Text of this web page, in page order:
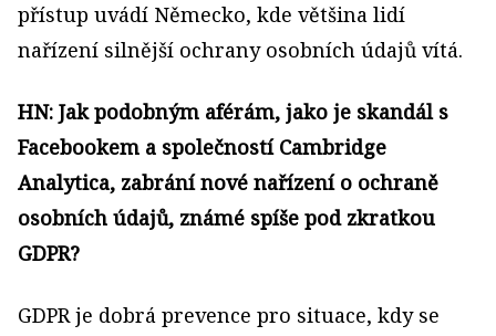
přístup uvádí Německo, kde většina lidí
nařízení silnější ochrany osobních údajů vítá.
HN: Jak podobným aférám, jako je skandál s
Facebookem a společností Cambridge
Analytica, zabrání nové nařízení o ochraně
osobních údajů, známé spíše pod zkratkou
GDPR?
GDPR je dobrá prevence pro situace, kdy se